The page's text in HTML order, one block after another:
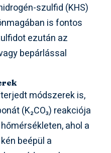
szulfid (KHS)
is fontos
ezután az
bepárlással
módszerek is,
(K₂CO₃) reakciója
ahol a
beépül a